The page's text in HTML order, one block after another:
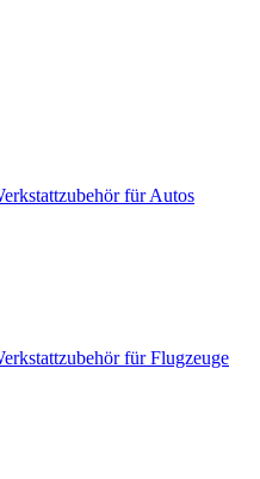
für Autos
für Flugzeuge